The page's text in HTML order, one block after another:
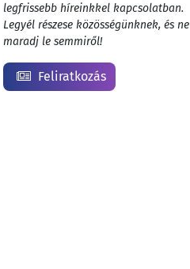
legfrissebb híreinkkel kapcsolatban.
Legyél részese közösségünknek, és ne
maradj le semmiről!
Feliratkozás